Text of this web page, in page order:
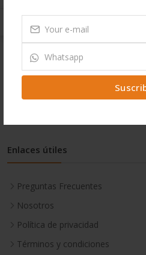
Teléfono:6255865002,
Correo:
Lunes-Viernes:7:30 AM - 7:00 PM
Sabado:7:30 AM - 2:00 PM
Enlaces útiles
Preguntas Frecuentes
Nosotros
Política de privacidad
Términos y condiciones